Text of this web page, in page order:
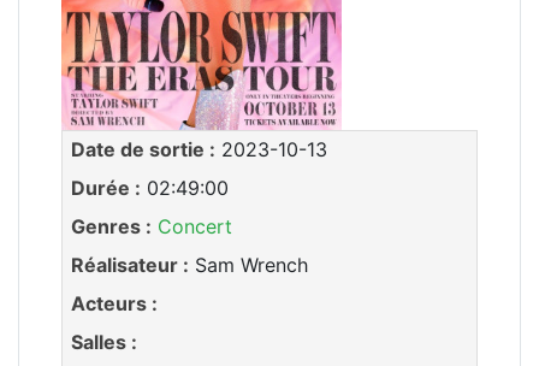
Date de sortie : 2023-10-13
Durée : 02:49:00
Genres : Concert
Réalisateur : Sam Wrench
Acteurs :
Salles :